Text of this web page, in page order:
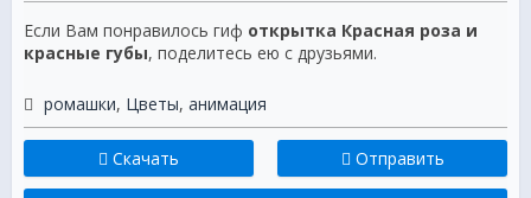
Если Вам понравилось гиф открытка Красная роза и
красные губы, поделитесь ею с друзьями.
ромашки, Цветы, анимация
Скачать Отправить